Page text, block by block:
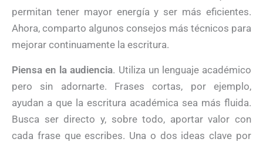
permitan tener mayor energía y ser más eficientes.
Ahora, comparto algunos consejos más técnicos para
mejorar continuamente la escritura.
Piensa en la audiencia. Utiliza un lenguaje académico
pero sin adornarte. Frases cortas, por ejemplo,
ayudan a que la escritura académica sea más fluida.
Busca ser directo y, sobre todo, aportar valor con
cada frase que escribes. Una o dos ideas clave por